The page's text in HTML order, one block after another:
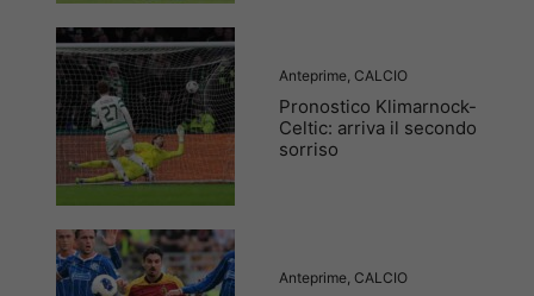
Anteprime, CALCIO
Pronostico Klimarnock-
Celtic: arriva il secondo
sorriso
Anteprime, CALCIO